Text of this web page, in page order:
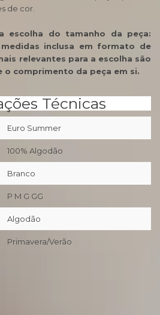
de cor.
escolha do tamanho da peça:
inclusa em formato de
relevantes para a escolha são
o comprimento da peça em si.
Técnicas
Euro Summer
100% Algodão
Branco
P M G GG
Algodão
Primavera/Verão